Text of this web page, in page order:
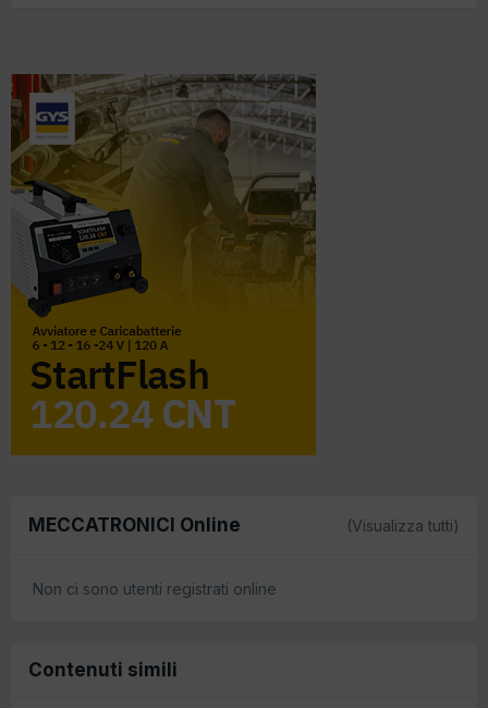
MECCATRONICI Online (Visualizza tutti)
Non ci sono utenti registrati online
Contenuti simili